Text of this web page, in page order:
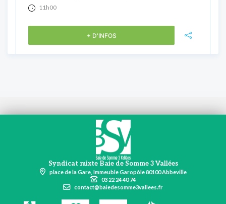
11h00
+ D'INFOS
Syndicat mixte Baie de Somme 3 Vallées
place de la Gare, Immeuble Garopôle 80100 Abbeville
03 22 24 40 74
contact@baiedesomme3vallees.fr